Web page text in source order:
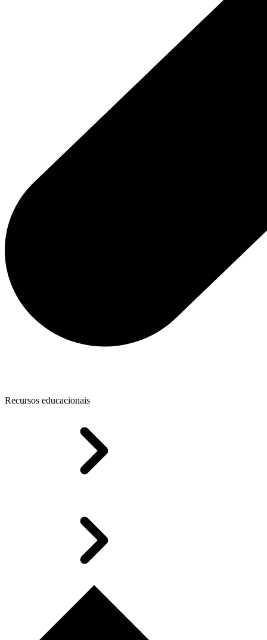
Recursos educacionais